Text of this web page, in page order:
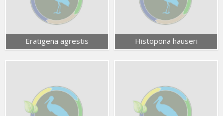
Eratigena agrestis Histopona hauseri